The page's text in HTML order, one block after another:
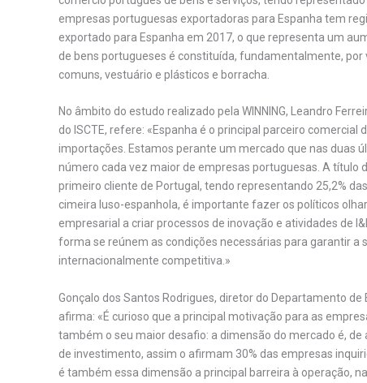
empresas portuguesas exportadoras para Espanha tem
exportado para Espanha em 2017, o que representa um
de bens portugueses é constituída, fundamentalmente,
comuns, vestuário e plásticos e borracha.
No âmbito do estudo realizado pela WINNING, Leandro
do ISCTE, refere: «Espanha é o principal parceiro
importações. Estamos perante um mercado que nas duas
número cada vez maior de empresas portuguesas. A título
primeiro cliente de Portugal, tendo representando 25,2%
cimeira luso-espanhola, é importante fazer os políticos
empresarial a criar processos de inovação e atividades de
forma se reúnem as condições necessárias para garantir
internacionalmente competitiva.»
Gonçalo dos Santos Rodrigues, diretor do Departamento de
afirma: «É curioso que a principal motivação para as
também o seu maior desafio: a dimensão do mercado é,
de investimento, assim o afirmam 30% das empresas
é também essa dimensão a principal barreira à operação,